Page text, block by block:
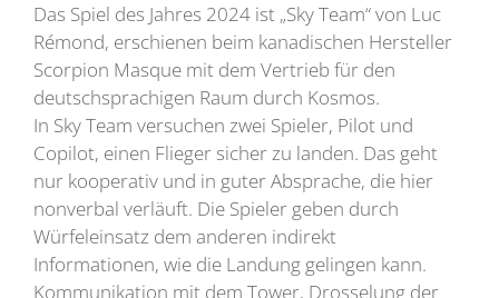
Das Spiel des Jahres 2024 ist „Sky Team“ von Luc
Rémond, erschienen beim kanadischen Hersteller
Scorpion Masque mit dem Vertrieb für den
deutschsprachigen Raum durch Kosmos.
In Sky Team versuchen zwei Spieler, Pilot und
Copilot, einen Flieger sicher zu landen. Das geht
nur kooperativ und in guter Absprache, die hier
nonverbal verläuft. Die Spieler geben durch
Würfeleinsatz dem anderen indirekt
Informationen, wie die Landung gelingen kann.
Kommunikation mit dem Tower, Drosselung der